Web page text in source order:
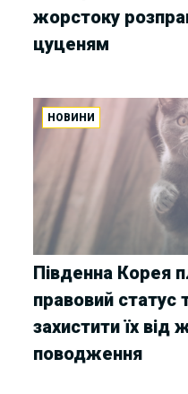
жорстоку
цуценям
НОВИНИ
Південна Корея
правовий
захистити їх від
поводження